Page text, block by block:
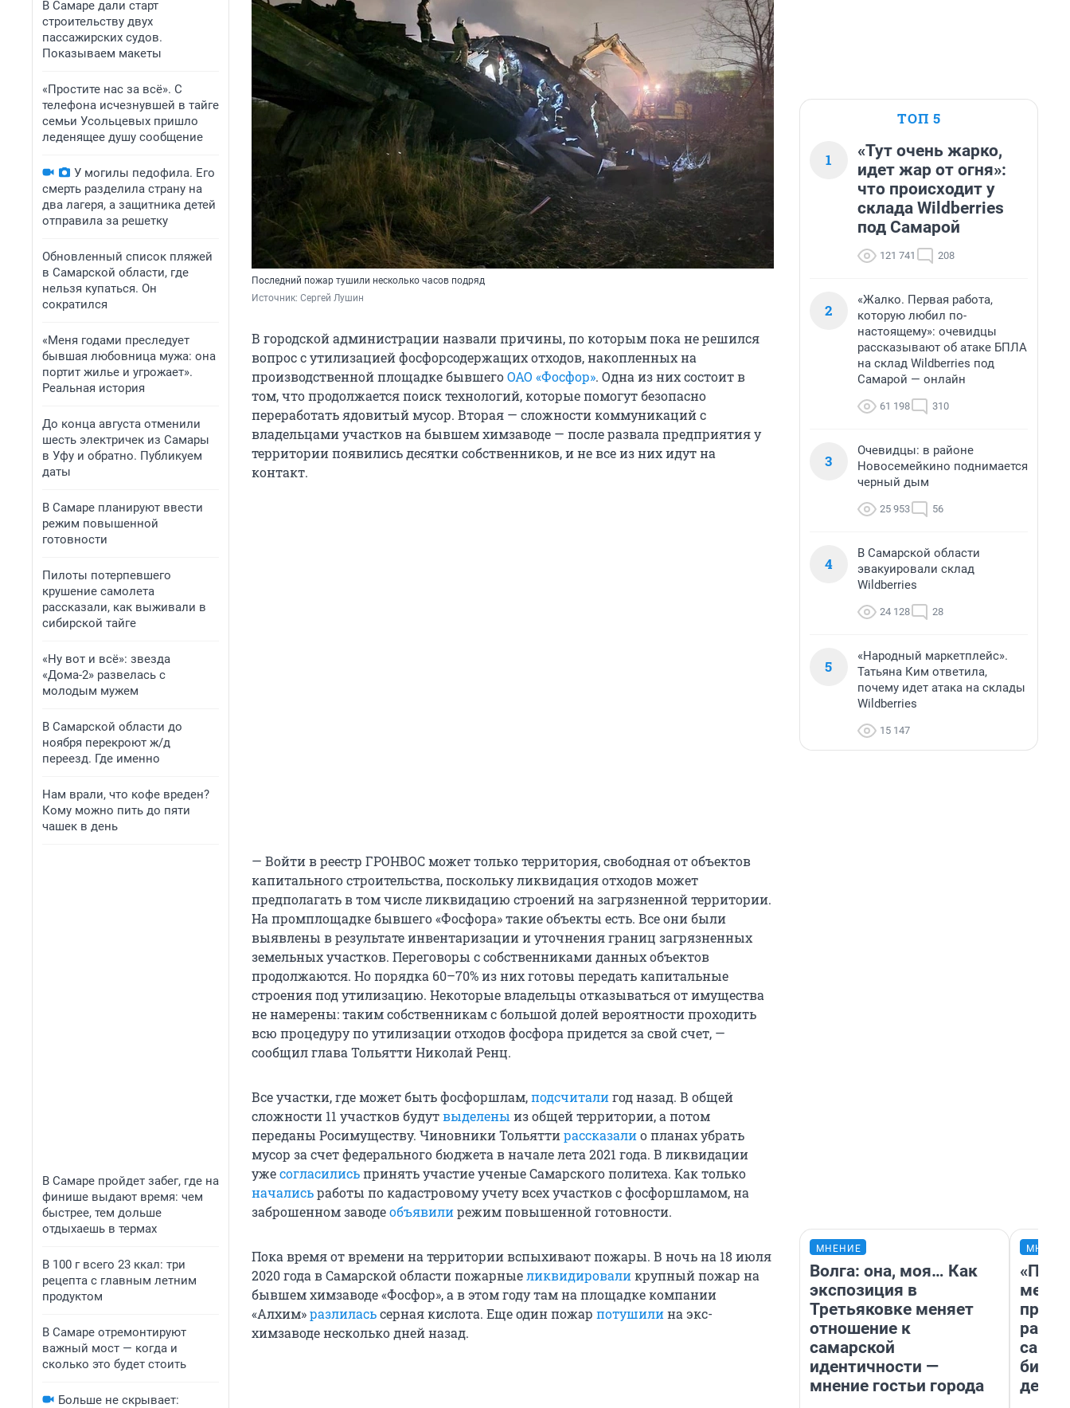
В Самаре дали старт
строительству двух
пассажирских судов.
Показываем макеты
«Простите нас за всё». С
телефона исчезнувшей в тайге
семьи Усольцевых пришло
леденящее душу сообщение
У могилы педофила. Его
смерть разделила страну на
два лагеря, а защитника детей
отправила за решетку
Обновленный список пляжей
в Самарской области, где
нельзя купаться. Он
сократился
«Меня годами преследует
бывшая любовница мужа: она
портит жилье и угрожает».
Реальная история
До конца августа отменили
шесть электричек из Самары
в Уфу и обратно. Публикуем
даты
В Самаре планируют ввести
режим повышенной
готовности
Пилоты потерпевшего
крушение самолета
рассказали, как выживали в
сибирской тайге
«Ну вот и всё»: звезда
«Дома-2» развелась с
молодым мужем
В Самарской области до
ноября перекроют ж/д
переезд. Где именно
Нам врали, что кофе вреден?
Кому можно пить до пяти
чашек в день
В Самаре пройдет забег, где на
финише выдают время: чем
быстрее, тем дольше
отдыхаешь в термах
В 100 г всего 23 ккал: три
рецепта с главным летним
продуктом
В Самаре отремонтируют
важный мост — когда и
сколько это будет стоить
Больше не скрывает:
Последний пожар тушили несколько часов подряд
Источник: Сергей Лушин
В городской администрации назвали причины, по которым пока не решился
вопрос с утилизацией фосфорсодержащих отходов, накопленных на
производственной площадке бывшегоОАО «Фосфор». Одна из них состоит в
том, что продолжается поиск технологий, которые помогут безопасно
переработать ядовитый мусор. Вторая — сложности коммуникаций с
владельцами участков на бывшем химзаводе — после развала предприятия у
территории появились десятки собственников, и не все из них идут на
контакт.
— Войти в реестр ГРОНВОС может только территория, свободная от объектов
капитального строительства, поскольку ликвидация отходов может
предполагать в том числе ликвидацию строений на загрязненной территории.
На промплощадке бывшего «Фосфора» такие объекты есть. Все они были
выявлены в результате инвентаризации и уточнения границ загрязненных
земельных участков. Переговоры с собственниками данных объектов
продолжаются. Но порядка 60–70% из них готовы передать капитальные
строения под утилизацию. Некоторые владельцы отказываться от имущества
не намерены: таким собственникам с большой долей вероятности проходить
всю процедуру по утилизации отходов фосфора придется за свой счет, —
сообщил глава Тольятти Николай Ренц.
Все участки, где может быть фосфоршлам,подсчиталигод назад. В общей
сложности 11 участков будутвыделены из общей территории, а потом
переданы Росимуществу. Чиновники Тольяттирассказалио планах убрать
мусор за счет федерального бюджета в начале лета 2021 года. В ликвидации
ужесогласилисьпринять участие ученые Самарского политеха. Как только
началисьработы по кадастровому учету всех участков с фосфоршламом, на
заброшенном заводеобъявилирежим повышенной готовности.
Пока время от времени на территории вспыхивают пожары. В ночь на 18 июля
2020 года в Самарской области пожарныеликвидироваликрупный пожар на
бывшем химзаводе «Фосфор», а в этом году там на площадке компании
«Алхим»разлиласьсерная кислота. Еще один пожар потушилина экс-
химзаводе несколько дней назад.
ТОП 5
1
«Тут очень жарко,
идет жар от огня»:
что происходит у
склада Wildberries
под Самарой
121 741 208
2
«Жалко. Первая работа,
которую любил по-
настоящему»: очевидцы
рассказывают об атаке БПЛА
на склад Wildberries под
Самарой — онлайн
61 198 310
3
Очевидцы: в районе
Новосемейкино поднимается
черный дым
25 953 56
4
В Самарской области
эвакуировали склад
Wildberries
24 128 28
5
«Народный маркетплейс».
Татьяна Ким ответила,
почему идет атака на склады
Wildberries
15 147
МНЕНИЕ
Волга: она, моя… Как
экспозиция в
Третьяковке меняет
отношение к
самарской
идентичности —
мнение гостьи города